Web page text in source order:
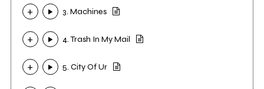
3. Machines
4. Trash In My Mail
5. City Of Ur